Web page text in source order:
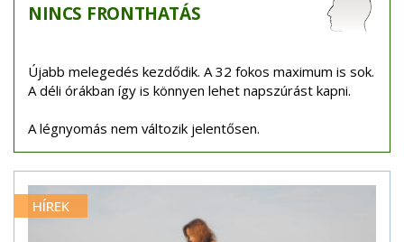
NINCS FRONTHATÁS
Újabb melegedés kezdődik. A 32 fokos maximum is sok.
A déli órákban így is könnyen lehet napszúrást kapni.
A légnyomás nem változik jelentősen.
HÍREK